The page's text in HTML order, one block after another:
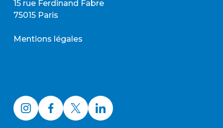
15 rue Ferdinand Fabre
75015 Paris
Mentions légales